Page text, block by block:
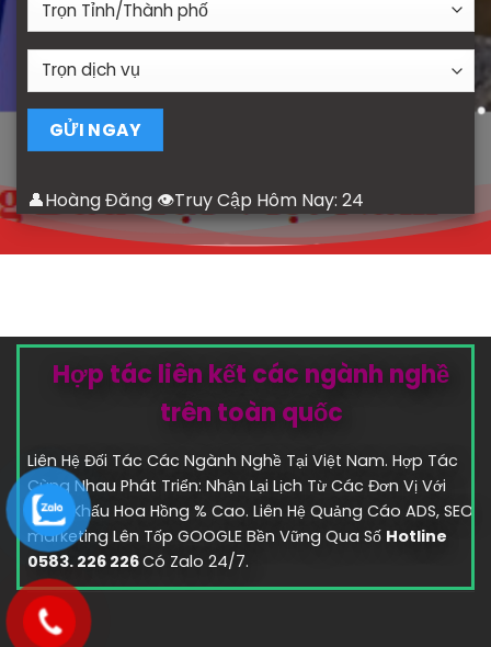
👤Hoàng Đăng 👁Truy Cập Hôm Nay: 24
Hợp tác liên kết các ngành nghề
trên toàn quốc
Liên Hệ Đối Tác Các Ngành Nghề Tại Việt Nam. Hợp Tác
Cùng Nhau Phát Triển: Nhận Lại Lịch Từ Các Đơn Vị Với
Chiết Khấu Hoa Hồng % Cao. Liên Hệ Quảng Cáo ADS, SEO
marketing Lên Tốp GOOGLE Bền Vững Qua Số Hotline
0583. 226 226Có Zalo 24/7.